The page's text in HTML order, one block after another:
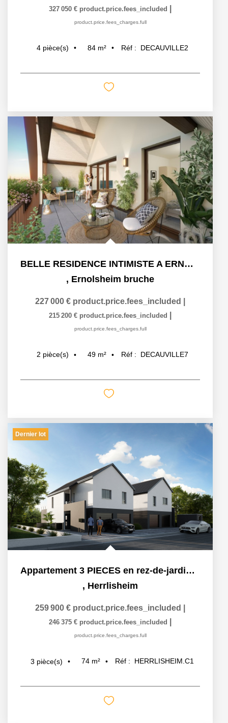
327 050 € product.price.fees_included
product.price.fees_charges.full
4 pièce(s) 84 m² Réf : DECAUVILLE2
BELLE RESIDENCE INTIMISTE A ERNOLSHEIM/BRUCHE
, Ernolsheim bruche
227 000 € product.price.fees_included
215 200 € product.price.fees_included
product.price.fees_charges.full
2 pièce(s) 49 m² Réf : DECAUVILLE7
Dernier lot
Appartement 3 PIECES en rez-de-jardin à 5 kilomètres de...
, Herrlisheim
259 900 € product.price.fees_included
246 375 € product.price.fees_included
product.price.fees_charges.full
3 pièce(s) 74 m² Réf : HERRLISHEIM.C1